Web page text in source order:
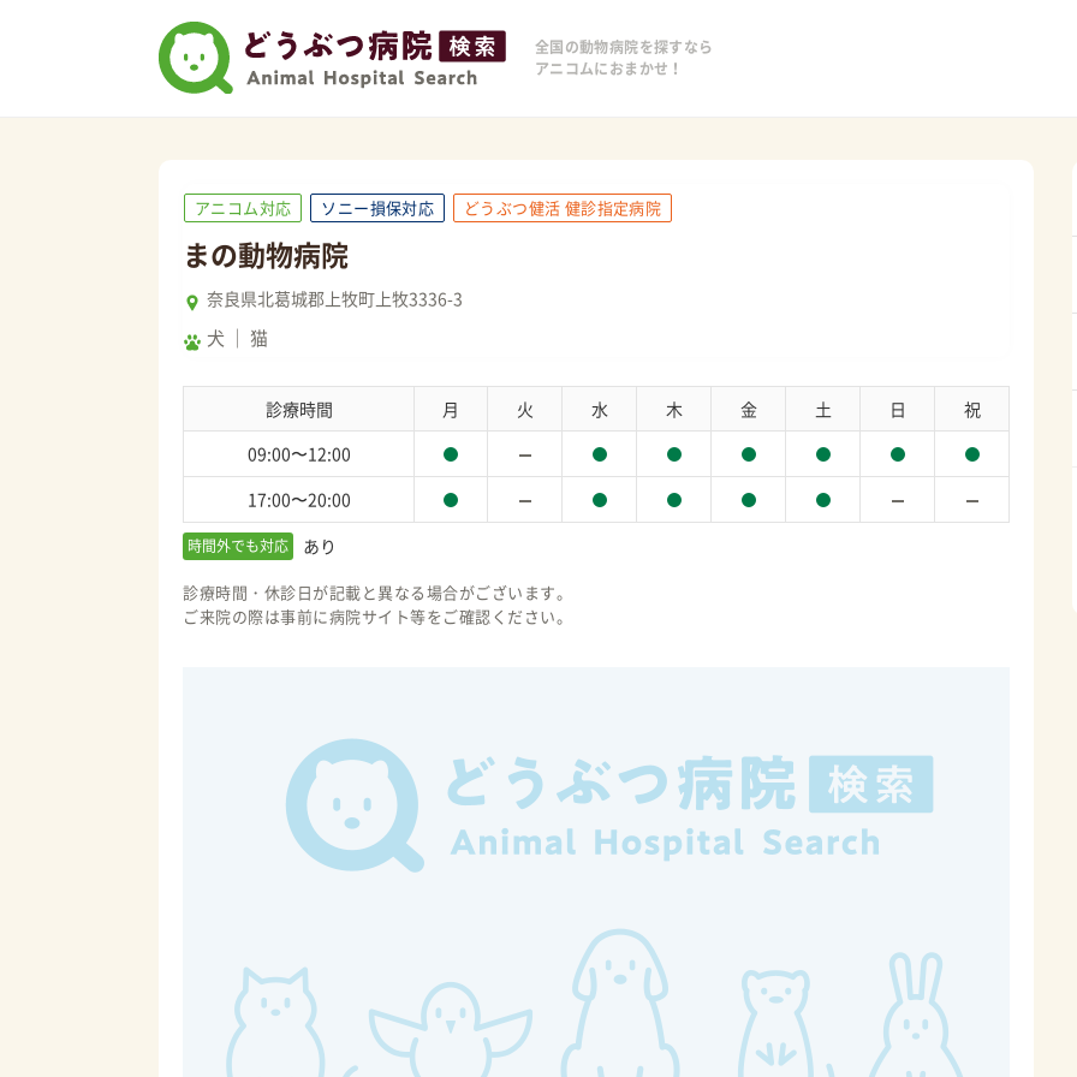
全国の動物病院を探すなら
アニコムにおまかせ！
アニコム対応 ソニー損保対応 どうぶつ健活 健診指定病院
まの動物病院
奈良県北葛城郡上牧町上牧3336-3
犬 猫
診療時間 月 火 水 木 金 土 日
祝
09:00〜12:00
17:00〜20:00
時間外でも対応 あり
診療時間・休診日が記載と異なる場合がございます。
ご来院の際は事前に病院サイト等をご確認ください。